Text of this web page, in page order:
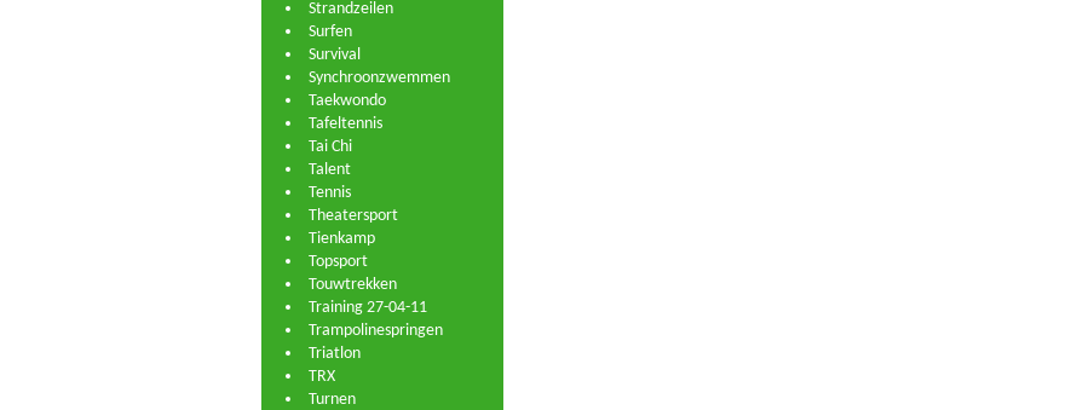
Strandzeilen
Surfen
Survival
Synchroonzwemmen
Taekwondo
Tafeltennis
Tai Chi
Talent
Tennis
Theatersport
Tienkamp
Topsport
Touwtrekken
Training 27-04-11
Trampolinespringen
Triatlon
TRX
Turnen